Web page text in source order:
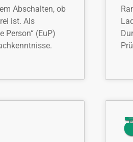
Abschalten, ob
ist. Als
Person“ (EuP)